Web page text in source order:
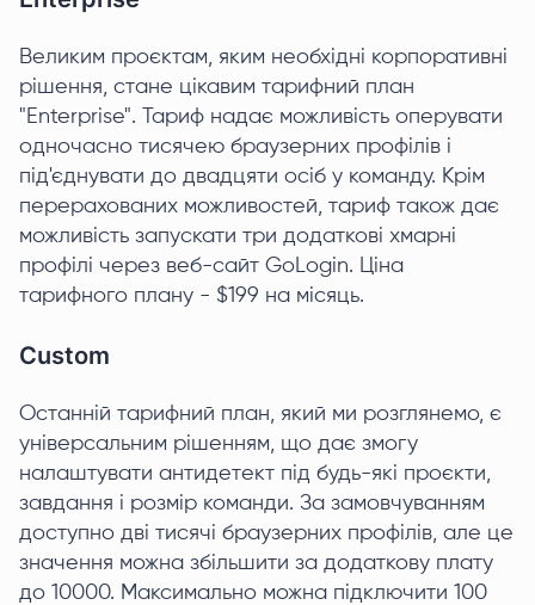
Великим проєктам, яким необхідні корпоративні
рішення, стане цікавим тарифний план
"Enterprise". Тариф надає можливість оперувати
одночасно тисячею браузерних профілів і
під'єднувати до двадцяти осіб у команду. Крім
перерахованих можливостей, тариф також дає
можливість запускати три додаткові хмарні
профілі через веб-сайт GoLogin. Ціна
тарифного плану - $199 на місяць.
Custom
Останній тарифний план, який ми розглянемо, є
універсальним рішенням, що дає змогу
налаштувати антидетект під будь-які проєкти,
завдання і розмір команди. За замовчуванням
доступно дві тисячі браузерних профілів, але це
значення можна збільшити за додаткову плату
до 10000. Максимально можна підключити 100